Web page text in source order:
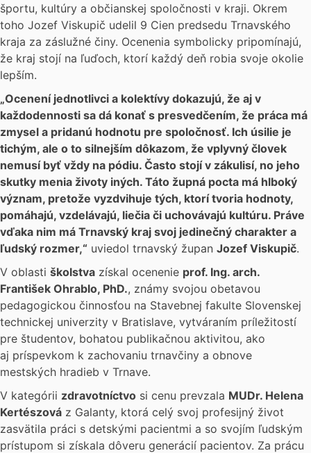
športu, kultúry a občianskej spoločnosti v kraji. Okrem
toho Jozef Viskupič udelil 9 Cien predsedu Trnavského
kraja za záslužné činy. Ocenenia symbolicky pripomínajú,
že kraj stojí na ľuďoch, ktorí každý deň robia svoje okolie
lepším.
„Ocenení jednotlivci a kolektívy dokazujú, že aj v
každodennosti sa dá konať s presvedčením, že práca má
zmysel a pridanú hodnotu pre spoločnosť. Ich úsilie je
tichým, ale o to silnejším dôkazom, že vplyvný človek
nemusí byť vždy na pódiu. Často stojí v zákulisí, no jeho
skutky menia životy iných. Táto župná pocta má hlboký
význam, pretože vyzdvihuje tých, ktorí tvoria hodnoty,
pomáhajú, vzdelávajú, liečia či uchovávajú kultúru. Práve
vďaka nim má Trnavský kraj svoj jedinečný charakter a
ľudský rozmer,“ uviedol trnavský župan Jozef Viskupič.
V oblasti školstva získal ocenenie prof. Ing. arch.
František Ohrablo, PhD., známy svojou obetavou
pedagogickou činnosťou na Stavebnej fakulte Slovenskej
technickej univerzity v Bratislave, vytváraním príležitostí
pre študentov, bohatou publikačnou aktivitou, ako
aj príspevkom k zachovaniu trnavčiny a obnove
mestských hradieb v Trnave.
V kategórii zdravotníctvo si cenu prevzala MUDr. Helena
Kertészová z Galanty, ktorá celý svoj profesijný život
zasvätila práci s detskými pacientmi a so svojím ľudským
prístupom si získala dôveru generácií pacientov. Za prácu